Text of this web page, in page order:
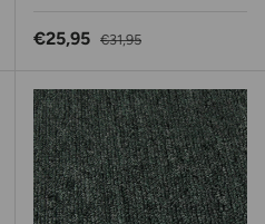
Alennushinta
€25,95 Normaalihinta
€31,95